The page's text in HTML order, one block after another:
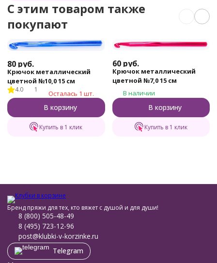
C этим товаром также
покупают
80 руб.
Крючок металлический
цветной №10,0 15 см
4.0 1 Осталась 1 шт.
В корзину
Купить в 1 клик
60 руб.
Крючок металлический
цветной №7,0 15 см
В наличии
В корзину
Купить в 1 клик
Бренд пряжи для тех, кто вяжет с душой и для души!
8 (800) 505-48-49
8 (495) 723-12-96
post@klubki-v-korzinke.ru
Telegram